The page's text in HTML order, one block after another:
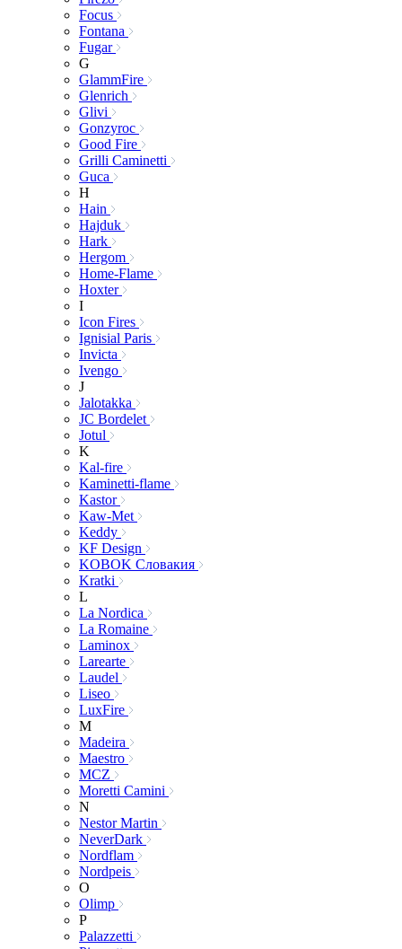
Focus
Fontana
Fugar
G
GlammFire
Glenrich
Glivi
Gonzyroc
Good Fire
Grilli Caminetti
Guca
H
Hain
Hajduk
Hark
Hergom
Home-Flame
Hoxter
I
Icon Fires
Ignisial Paris
Invicta
Ivengo
J
Jalotakka
JC Bordelet
Jotul
K
Kal-fire
Kaminetti-flame
Kastor
Kaw-Met
Keddy
KF Design
KOBOK Словакия
Kratki
L
La Nordica
La Romaine
Laminox
Larearte
Laudel
Liseo
LuxFire
M
Madeira
Maestro
MCZ
Moretti Camini
N
Nestor Martin
NeverDark
Nordflam
Nordpeis
O
Olimp
P
Palazzetti